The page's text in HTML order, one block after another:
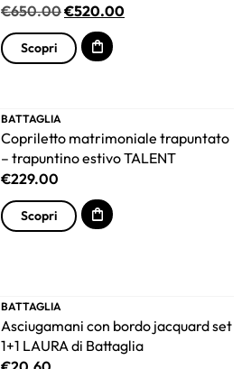
€650.00€520.00
Scopri
BATTAGLIA
Copriletto matrimoniale trapuntato
– trapuntino estivo TALENT
€229.00
Scopri
BATTAGLIA
Asciugamani con bordo jacquard set
1+1 LAURA di Battaglia